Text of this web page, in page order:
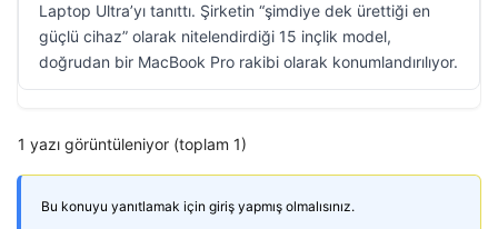
Laptop Ultra’yı tanıttı. Şirketin “şimdiye dek ürettiği en
güçlü cihaz” olarak nitelendirdiği 15 inçlik model,
doğrudan bir MacBook Pro rakibi olarak konumlandırılıyor.
1 yazı görüntüleniyor (toplam 1)
Bu konuyu yanıtlamak için giriş yapmış olmalısınız.